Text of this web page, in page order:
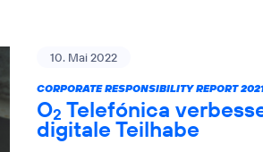
10. Mai 2022
CORPORATE RESPONSIBILITY REPORT
O2 Telefónica
digitale Teilhabe